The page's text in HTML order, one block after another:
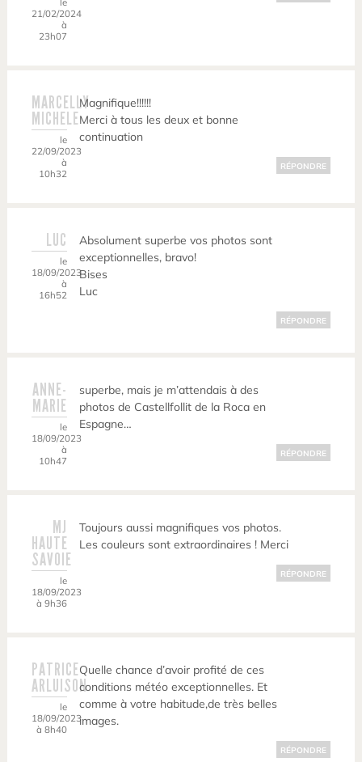
21/02/2024
à
23h07
MARCELLY
MICHELE
le
22/09/2023
à
10h32
Magnifique!!!!!!
Merci à tous les deux et bonne
continuation
RÉPONDRE
LUC
le
18/09/2023
à
16h52
Absolument superbe vos photos sont
exceptionnelles, bravo!
Bises
Luc
RÉPONDRE
ANNE-
MARIE
le
18/09/2023
à
10h47
superbe, mais je m’attendais à des
photos de Castellfollit de la Roca en
Espagne…
RÉPONDRE
MJ
HAUTE
SAVOIE
le
18/09/2023
à 9h36
Toujours aussi magnifiques vos photos.
Les couleurs sont extraordinaires ! Merci
RÉPONDRE
PATRICE
ARLUISON
le
18/09/2023
à 8h40
Quelle chance d’avoir profité de ces
conditions météo exceptionnelles. Et
comme à votre habitude,de très belles
images.
RÉPONDRE